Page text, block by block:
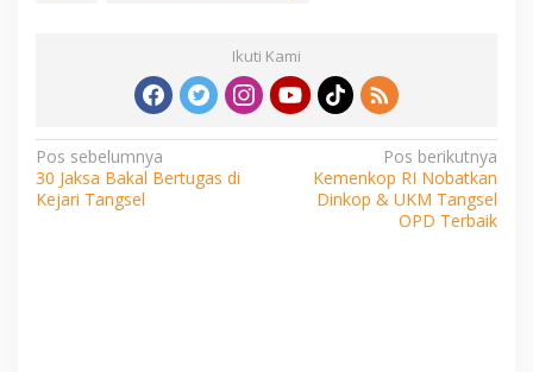
Ikuti Kami
Navigasi
pos
Pos sebelumnya
30 Jaksa Bakal Bertugas di
Kejari Tangsel
Pos berikutnya
Kemenkop RI Nobatkan
Dinkop & UKM Tangsel
OPD Terbaik